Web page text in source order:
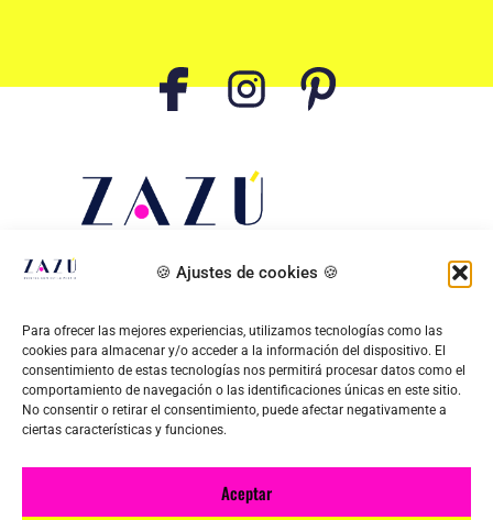
🍪 Ajustes de cookies 🍪
Para ofrecer las mejores experiencias, utilizamos tecnologías como las
cookies para almacenar y/o acceder a la información del dispositivo. El
consentimiento de estas tecnologías nos permitirá procesar datos como el
comportamiento de navegación o las identificaciones únicas en este sitio.
No consentir o retirar el consentimiento, puede afectar negativamente a
ciertas características y funciones.
Aceptar
Aviso legal – Política de privacidad –
Política de
cookies–Accesibilidad–Mapa del sitio
CONTACTA CONMIGO
Tel: 654 895 177